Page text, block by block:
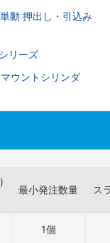
動 押出し・引込み
リーズ
ウントシリンダ
最小発注数量 ス
1個